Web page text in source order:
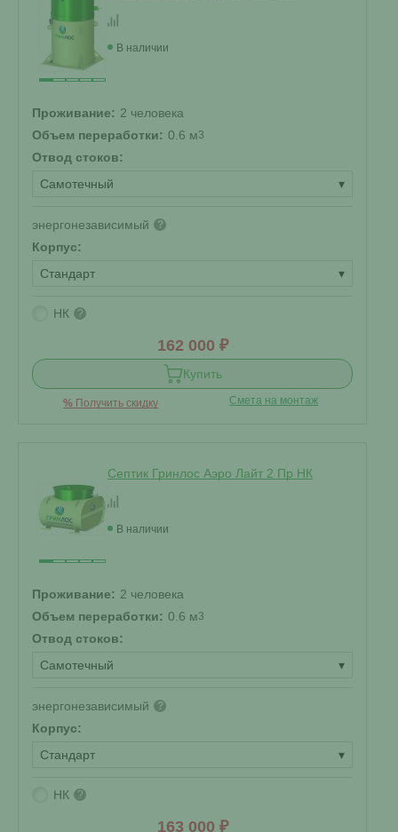
В наличии
Проживание: 2 человека
Объем переработки: 0.6 м3
Отвод стоков:
Самотечный
▾
энергонезависимый ?
Корпус:
Стандарт
▾
НК ?
162 000 ₽
Купить
% Получить скидку Смета на монтаж
Септик Гринлос Аэро Лайт 2 Пр НК
В наличии
Проживание: 2 человека
Объем переработки: 0.6 м3
Отвод стоков:
Самотечный
▾
энергонезависимый ?
Корпус:
Стандарт
▾
НК ?
163 000 ₽